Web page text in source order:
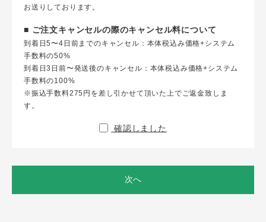
お送りしております。
■ ご注文キャンセルの際のキャンセル料について
到着日5〜4日前までのキャンセル：本体税込み価格+システム
手数料の50%
到着日3日前〜発送後のキャンセル：本体税込み価格+システム
手数料の100%
※振込手数料275円を差し引かせて頂いた上でご返金致しま
す。
確認しました
次へ